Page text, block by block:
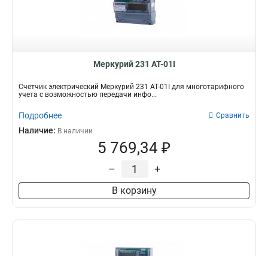
Меркурий 231 АТ-01I
Счетчик электрический Меркурий 231 АТ-01I для многотарифного
учета с возможностью передачи инфо...
Подробнее Сравнить
Наличие: В наличии
5 769,34 ₽
– +
В корзину